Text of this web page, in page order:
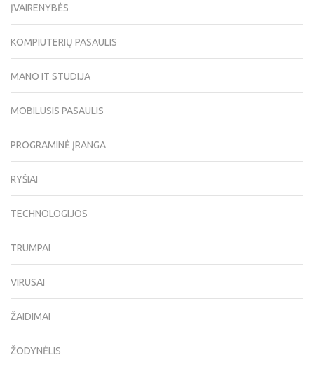
ĮVAIRENYBĖS
KOMPIUTERIŲ PASAULIS
MANO IT STUDIJA
MOBILUSIS PASAULIS
PROGRAMINĖ ĮRANGA
RYŠIAI
TECHNOLOGIJOS
TRUMPAI
VIRUSAI
ŽAIDIMAI
ŽODYNĖLIS